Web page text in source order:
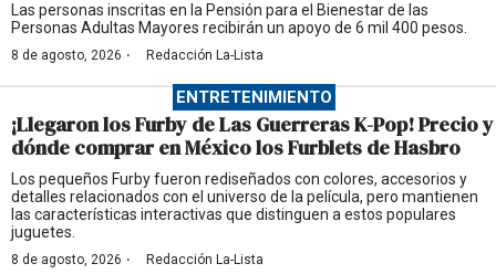
Las personas inscritas en la Pensión para el Bienestar de las
Personas Adultas Mayores recibirán un apoyo de 6 mil 400 pesos.
8 de agosto, 2026 · Redacción La-Lista
ENTRETENIMIENTO
¡Llegaron los Furby de Las Guerreras K-Pop! Precio y
dónde comprar en México los Furblets de Hasbro
Los pequeños Furby fueron rediseñados con colores, accesorios y
detalles relacionados con el universo de la película, pero mantienen
las características interactivas que distinguen a estos populares
juguetes.
8 de agosto, 2026 · Redacción La-Lista